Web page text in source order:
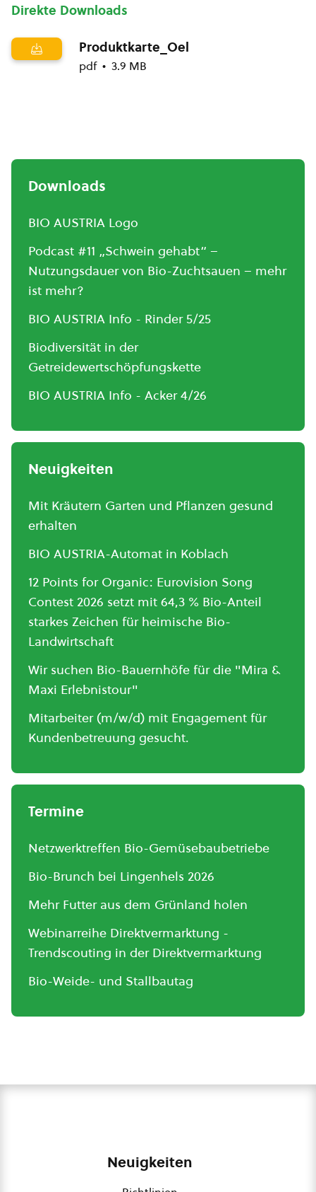
Direkte Downloads
Produktkarte_Oel
pdf 3.9 MB
Downloads
BIO AUSTRIA Logo
Podcast #11 „Schwein gehabt“ –
Nutzungsdauer von Bio-Zuchtsauen – mehr
ist mehr?
BIO AUSTRIA Info - Rinder 5/25
Biodiversität in der
Getreidewertschöpfungskette
BIO AUSTRIA Info - Acker 4/26
Neuigkeiten
Mit Kräutern Garten und Pflanzen gesund
erhalten
BIO AUSTRIA-Automat in Koblach
12 Points for Organic: Eurovision Song
Contest 2026 setzt mit 64,3 % Bio-Anteil
starkes Zeichen für heimische Bio-
Landwirtschaft
Wir suchen Bio-Bauernhöfe für die "Mira &
Maxi Erlebnistour"
Mitarbeiter (m/w/d) mit Engagement für
Kundenbetreuung gesucht.
Termine
Netzwerktreffen Bio-Gemüsebaubetriebe
Bio-Brunch bei Lingenhels 2026
Mehr Futter aus dem Grünland holen
Webinarreihe Direktvermarktung -
Trendscouting in der Direktvermarktung
Bio-Weide- und Stallbautag
Neuigkeiten